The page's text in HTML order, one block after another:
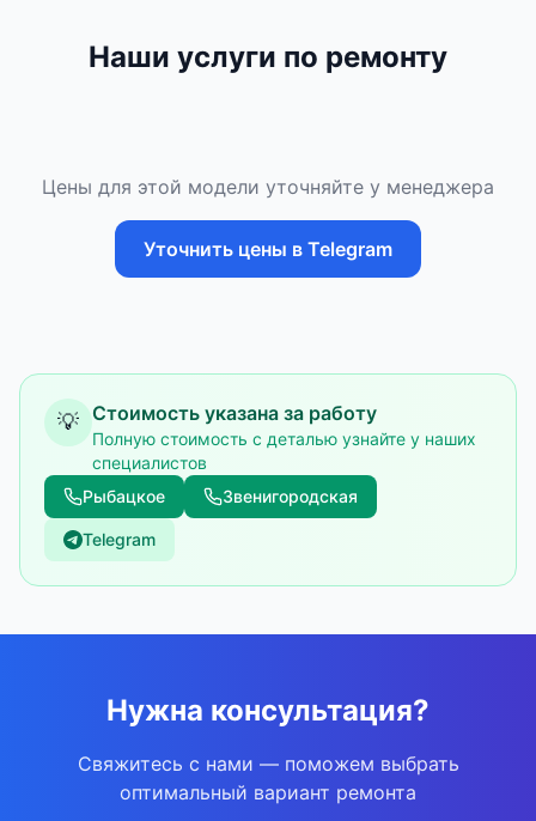
Наши услуги по ремонту
Цены для этой модели уточняйте у менеджера
Уточнить цены в Telegram
💡 Стоимость указана за работу
Полную стоимость с деталью узнайте у наших
специалистов
Рыбацкое
Звенигородская
Telegram
Нужна консультация?
Свяжитесь с нами — поможем выбрать
оптимальный вариант ремонта